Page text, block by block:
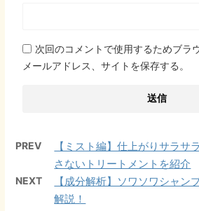
次回のコメントで使用するためブラ
メールアドレス、サイトを保存する。
PREV
【ミスト編】仕上がりサラサ
さないトリートメントを紹介
NEXT
【成分解析】ソワソワシャン
解説！